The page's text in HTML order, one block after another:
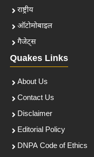
राष्ट्रीय
ऑटोमोबाइल
गैजेट्स
Quakes Links
About Us
Contact Us
Disclaimer
Editorial Policy
DNPA Code of Ethics